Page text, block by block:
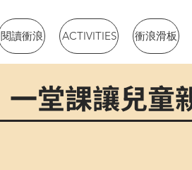
閱讀衝浪 ACTIVITIES 衝浪滑板
一堂課讓兒童